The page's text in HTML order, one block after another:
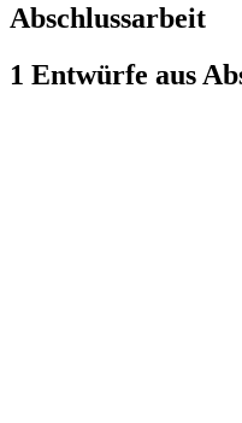
Abschlussarbeit
1 Entwürfe aus